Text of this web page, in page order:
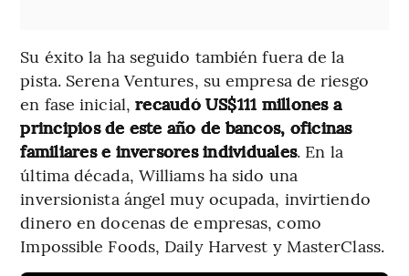
Su éxito la ha seguido también fuera de la
pista. Serena Ventures, su empresa de riesgo
en fase inicial,recaudó US$111 millones a
principios de este año de bancos, oficinas
familiares e inversores individuales. En la
última década, Williams ha sido una
inversionista ángel muy ocupada, invirtiendo
dinero en docenas de empresas, como
Impossible Foods, Daily Harvest y MasterClass.